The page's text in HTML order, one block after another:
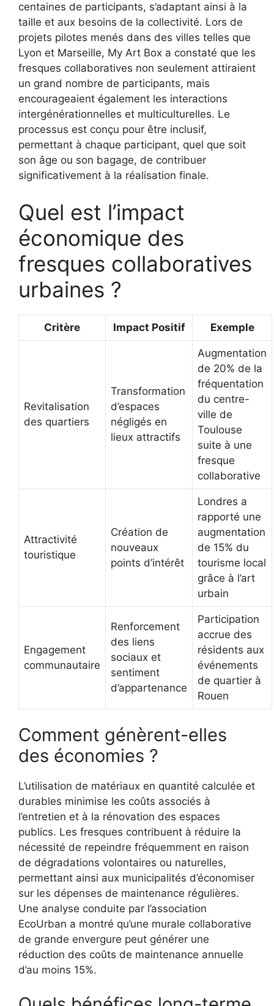
centaines de participants, s’adaptant ainsi à la
taille et aux besoins de la collectivité. Lors de
projets pilotes menés dans des villes telles que
Lyon et Marseille, My Art Box a constaté que les
fresques collaboratives non seulement attiraient
un grand nombre de participants, mais
encourageaient également les interactions
intergénérationnelles et multiculturelles. Le
processus est conçu pour être inclusif,
permettant à chaque participant, quel que soit
son âge ou son bagage, de contribuer
significativement à la réalisation finale.
Quel est l’impact
économique des
fresques collaboratives
urbaines ?
Critère Impact Positif Exemple
Revitalisation
des quartiers
Transformation
d’espaces
négligés en
lieux attractifs
Augmentation
de 20% de la
fréquentation
du centre-
ville de
Toulouse
suite à une
fresque
collaborative
Attractivité
touristique
Création de
nouveaux
points d’intérêt
Londres a
rapporté une
augmentation
de 15% du
tourisme local
grâce à l’art
urbain
Engagement
communautaire
Renforcement
des liens
sociaux et
sentiment
d’appartenance
Participation
accrue des
résidents aux
événements
de quartier à
Rouen
Comment génèrent-elles
des économies ?
L’utilisation de matériaux en quantité calculée et
durables minimise les coûts associés à
l’entretien et à la rénovation des espaces
publics. Les fresques contribuent à réduire la
nécessité de repeindre fréquemment en raison
de dégradations volontaires ou naturelles,
permettant ainsi aux municipalités d’économiser
sur les dépenses de maintenance régulières.
Une analyse conduite par l’association
EcoUrban a montré qu’une murale collaborative
de grande envergure peut générer une
réduction des coûts de maintenance annuelle
d’au moins 15%.